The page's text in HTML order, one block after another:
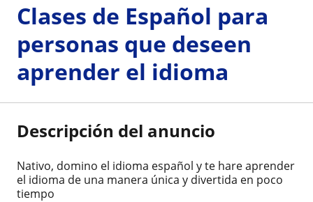
Clases de Español para
personas que deseen
aprender el idioma
Descripción del anuncio
Nativo, domino el idioma español y te hare aprender
el idioma de una manera única y divertida en poco
tiempo